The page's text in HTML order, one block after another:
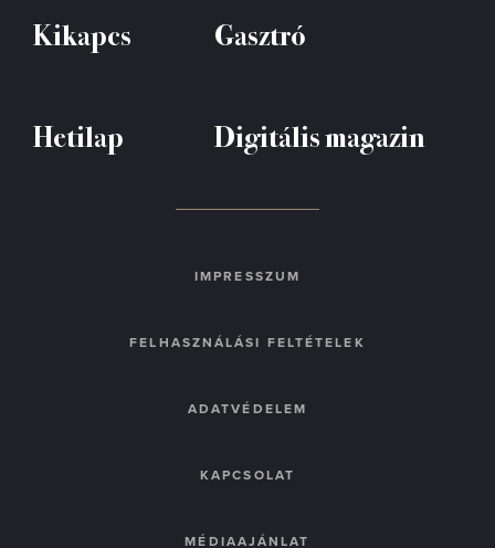
Kikapcs Gasztró
Hetilap Digitális magazin
IMPRESSZUM
FELHASZNÁLÁSI FELTÉTELEK
ADATVÉDELEM
KAPCSOLAT
MÉDIAAJÁNLAT